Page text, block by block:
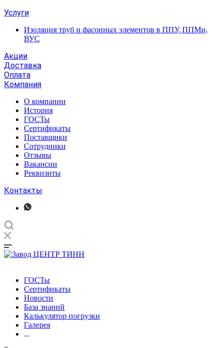
Услуги
Изоляция труб и фасонных элементов в ППУ, ППМи,
ВУС
Акции
Доставка
Оплата
Компания
О компании
История
ГОСТы
Сертификаты
Поставщики
Сотрудники
Отзывы
Вакансии
Реквизиты
Контакты
ГОСТы
Сертификаты
Новости
База знаний
Калькулятор погрузки
Галерея
...